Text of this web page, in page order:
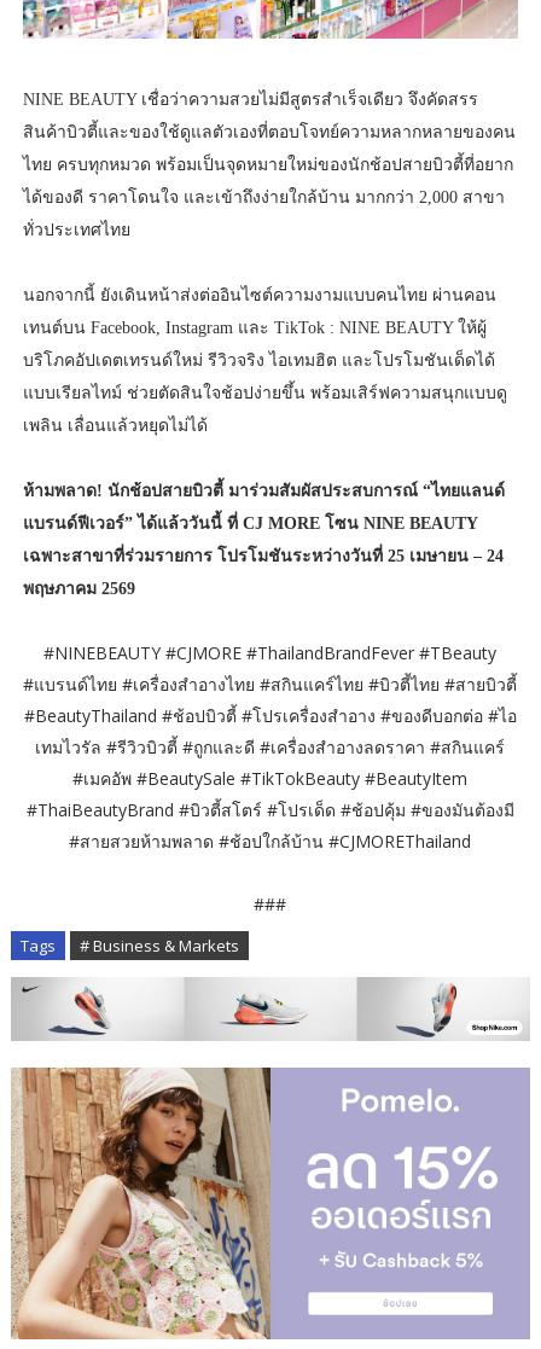
NINE BEAUTY เชื่อว่าความสวยไม่มีสูตรสำเร็จเดียว จึงคัดสรร
สินค้าบิวตี้และของใช้ดูแลตัวเองที่ตอบโจทย์ความหลากหลายของคน
ไทย ครบทุกหมวด พร้อมเป็นจุดหมายใหม่ของนักช้อปสายบิวตี้ที่อยาก
ได้ของดี ราคาโดนใจ และเข้าถึงง่ายใกล้บ้าน มากกว่า 2,000 สาขา
ทั่วประเทศไทย
นอกจากนี้ ยังเดินหน้าส่งต่ออินไซต์ความงามแบบคนไทย ผ่านคอน
เทนต์บน Facebook, Instagram และ TikTok : NINE BEAUTY ให้ผู้
บริโภคอัปเดตเทรนด์ใหม่ รีวิวจริง ไอเทมฮิต และโปรโมชันเด็ดได้
แบบเรียลไทม์ ช่วยตัดสินใจช้อปง่ายขึ้น พร้อมเสิร์ฟความสนุกแบบดู
เพลิน เลื่อนแล้วหยุดไม่ได้
ห้ามพลาด! นักช้อปสายบิวตี้ มาร่วมสัมผัสประสบการณ์ “ไทยแลนด์
แบรนด์ฟีเวอร์” ได้แล้ววันนี้ ที่ CJ MORE โซน NINE BEAUTY
เฉพาะสาขาที่ร่วมรายการ โปรโมชันระหว่างวันที่ 25 เมษายน – 24
พฤษภาคม 2569
#NINEBEAUTY #CJMORE #ThailandBrandFever #TBeauty
#แบรนด์ไทย #เครื่องสำอางไทย #สกินแคร์ไทย #บิวตี้ไทย #สายบิวตี้
#BeautyThailand #ช้อปบิวตี้ #โปรเครื่องสำอาง #ของดีบอกต่อ #ไอ
เทมไวรัล #รีวิวบิวตี้ #ถูกและดี #เครื่องสำอางลดราคา #สกินแคร์
#เมคอัพ #BeautySale #TikTokBeauty #BeautyItem
#ThaiBeautyBrand #บิวตี้สโตร์ #โปรเด็ด #ช้อปคุ้ม #ของมันต้องมี
#สายสวยห้ามพลาด #ช้อปใกล้บ้าน #CJMOREThailand
###
Tags # Business & Markets